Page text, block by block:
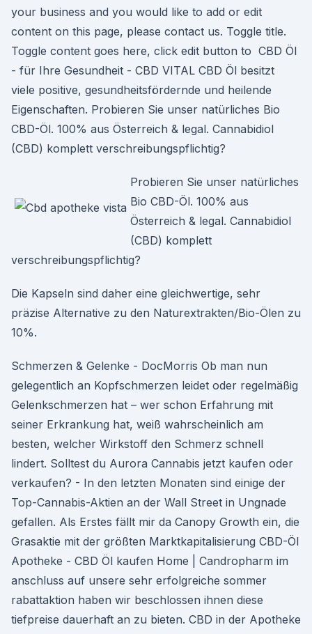
your business and you would like to add or edit
content on this page, please contact us. Toggle title.
Toggle content goes here, click edit button to CBD Öl
- für Ihre Gesundheit - CBD VITAL CBD Öl besitzt
viele positive, gesundheitsfördernde und heilende
Eigenschaften. Probieren Sie unser natürliches Bio
CBD-Öl. 100% aus Österreich & legal. Cannabidiol
(CBD) komplett verschreibungspflichtig?
Probieren Sie unser natürliches
Bio CBD-Öl. 100% aus
Österreich & legal. Cannabidiol
(CBD) komplett
verschreibungspflichtig?
Die Kapseln sind daher eine gleichwertige, sehr
präzise Alternative zu den Naturextrakten/Bio-Ölen zu
10%.
Schmerzen & Gelenke - DocMorris Ob man nun
gelegentlich an Kopfschmerzen leidet oder regelmäßig
Gelenkschmerzen hat – wer schon Erfahrung mit
seiner Erkrankung hat, weiß wahrscheinlich am
besten, welcher Wirkstoff den Schmerz schnell
lindert. Solltest du Aurora Cannabis jetzt kaufen oder
verkaufen? - In den letzten Monaten sind einige der
Top-Cannabis-Aktien an der Wall Street in Ungnade
gefallen. Als Erstes fällt mir da Canopy Growth ein, die
Grasaktie mit der größten Marktkapitalisierung CBD-Öl
Apotheke - CBD Öl kaufen Home | Candropharm im
anschluss auf unsere sehr erfolgreiche sommer
rabattaktion haben wir beschlossen ihnen diese
tiefpreise dauerhaft an zu bieten. CBD in der Apotheke